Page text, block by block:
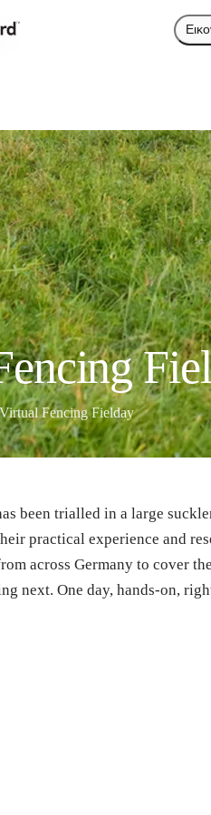
Virtual Fencing Fielday
been trialled in a large
practical experience and
across Germany to cover
next. One day, hands-on,